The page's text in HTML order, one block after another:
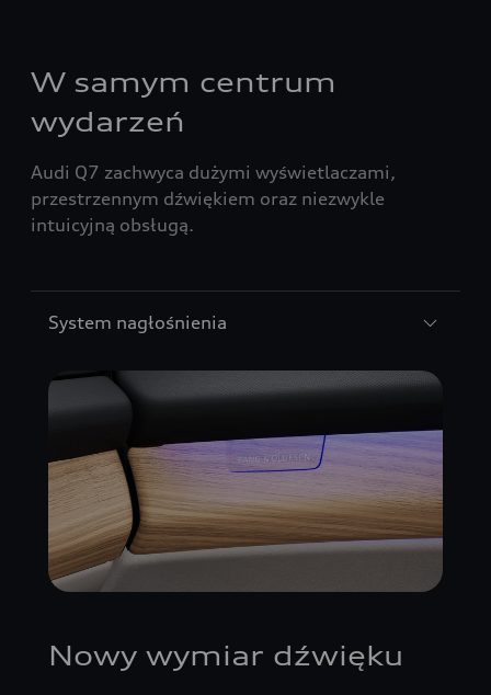
W samym centrum
wydarzeń
Audi Q7 zachwyca dużymi wyświetlaczami,
przestrzennym dźwiękiem oraz niezwykle
intuicyjną obsługą.
System nagłośnienia
Nowy wymiar dźwięku